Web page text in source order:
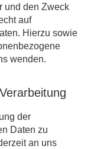
und den Zweck
auf
Hierzu sowie
wenden.
der
Daten zu
an uns